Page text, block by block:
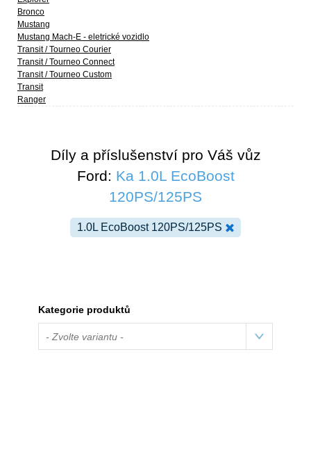
Bronco
Mustang
Mustang Mach-E - eletrické vozidlo
Transit / Tourneo Courier
Transit / Tourneo Connect
Transit / Tourneo Custom
Transit
Ranger
Díly a příslušenství pro Váš vůz
Ford: Ka 1.0L EcoBoost
120PS/125PS
1.0L EcoBoost 120PS/125PS
Kategorie produktů
- Zvolte variantu -